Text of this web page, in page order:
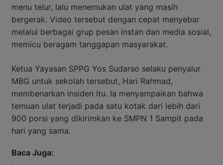
menu telur, lalu menemukan ulat yang masih
bergerak. Video tersebut dengan cepat menyebar
melalui berbagai grup pesan instan dan media sosial,
memicu beragam tanggapan masyarakat.
Ketua Yayasan SPPG Yos Sudarso selaku penyalur
MBG untuk sekolah tersebut, Hari Rahmad,
membenarkan insiden itu. Ia menyampaikan bahwa
temuan ulat terjadi pada satu kotak dari lebih dari
900 porsi yang dikirimkan ke SMPN 1 Sampit pada
hari yang sama.
Baca Juga: